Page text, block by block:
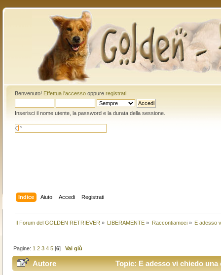
Benvenuto! Effettua l'accessooppure registrati.
Inserisci il nome utente, la password e la durata della sessione.
Indice Aiuto Accedi Registrati
Il Forum del GOLDEN RETRIEVER » LIBERAMENTE » Raccontiamoci» E adesso
Pagine: 1 2 3 4 5 [6]Vai giù
Autore Topic: E adesso vi chiedo una